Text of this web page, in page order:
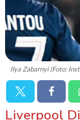
Ilya Zabarnyi (Foto:
Liverpool